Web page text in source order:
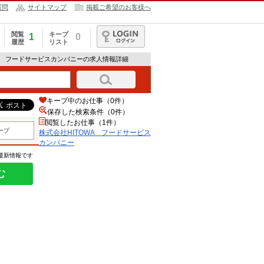
問 サイトマップ 掲載ご希望のお客様へ
閲覧
履歴
1
キープ
リスト
0
ログイン
フードサービスカンパニーの求人情報詳細
プ
新情報です
キープ中のお仕事（0件）
保存した検索条件（0件）
閲覧したお仕事（1件）
株式会社HITOWA フードサービス
カンパニー